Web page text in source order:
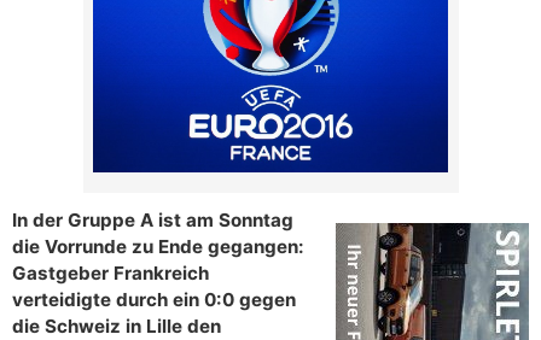
In der Gruppe A ist am Sonntag
die Vorrunde zu Ende gegangen:
Gastgeber Frankreich
verteidigte durch ein 0:0 gegen
die Schweiz in Lille den